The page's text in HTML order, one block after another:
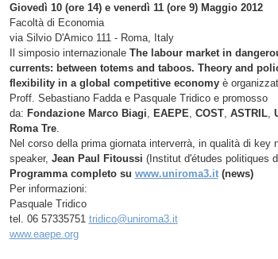
Giovedì 10 (ore 14) e venerdì 11 (ore 9) Maggio 2012
Facoltà di Economia
via Silvio D'Amico 111 - Roma, Italy
Il simposio internazionale The labour market in
currents: between totems and taboos. Theory and
flexibility in a global competitive economy è
Proff. Sebastiano Fadda e Pasquale Tridico e promosso
da: Fondazione Marco Biagi EAEPE COST, ASTRIL,
Roma Tre.
Nel corso della prima giornata interverrà, in qualità di key
speaker, Jean Paul Fitoussi (Institut d'études politiques
Programma completo su www.uniroma3.it(news)
Per informazioni:
Pasquale Tridico
tel. 06 57335751 tridico@uniroma3.it
www.eaepe.org